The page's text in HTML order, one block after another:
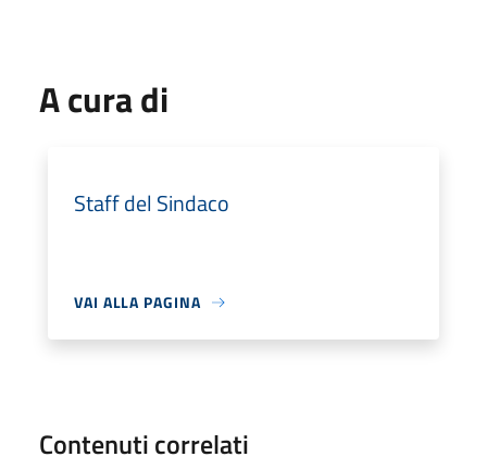
A cura di
Staff del Sindaco
VAI ALLA PAGINA
Contenuti correlati